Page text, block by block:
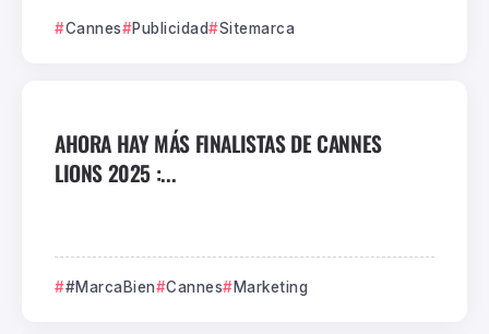
Cannes Publicidad Sitemarca
AHORA HAY MÁS FINALISTAS DE CANNES
LIONS 2025 :...
#MarcaBien Cannes Marketing